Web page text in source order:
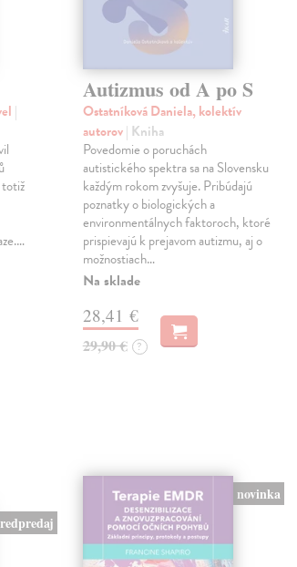
|
totiž
Autizmus od A po S
Ostatníková Daniela, kolektív
autorov| Kniha
Povedomie o poruchách
autistického spektra sa na Slovensku
každým rokom zvyšuje. Pribúdajú
poznatky o biologických a
environmentálnych faktoroch, ktoré
prispievajú k prejavom autizmu, aj o
možnostiach…
Na sklade
28,41 €
29,90 € ?
novinka